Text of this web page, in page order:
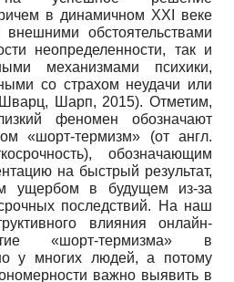
в динамичном XXI веке
обстоятельствами
неопределенности, так и
механизмами психики,
со страхом неудачи или
Шарп, 2015). Отметим,
феномен обозначают
«шорт-термизм» (от англ.
обозначающим
на быстрый результат,
ущербом в будущем из-за
последствий. На наш
влияния онлайн-
«шорт-термизма» в
у многих людей, а потому
важно выявить в